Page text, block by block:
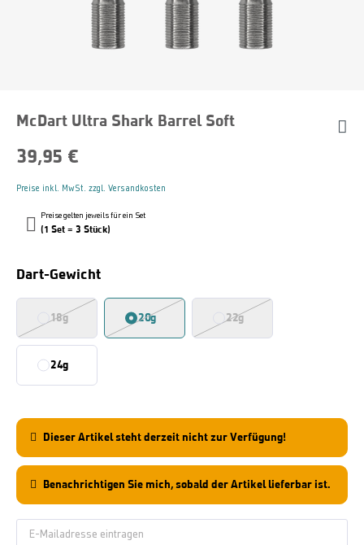
McDart Ultra Shark Barrel Soft
39,95 €
Preise inkl. MwSt. zzgl. Versandkosten
Preise gelten jeweils für ein Set
(1 Set = 3 Stück)
Dart-GewichtAuswählen
18g 20g 22g
24g
Dieser Artikel steht derzeit nicht zur Verfügung!
Benachrichtigen Sie mich, sobald der Artikel lieferbar ist.